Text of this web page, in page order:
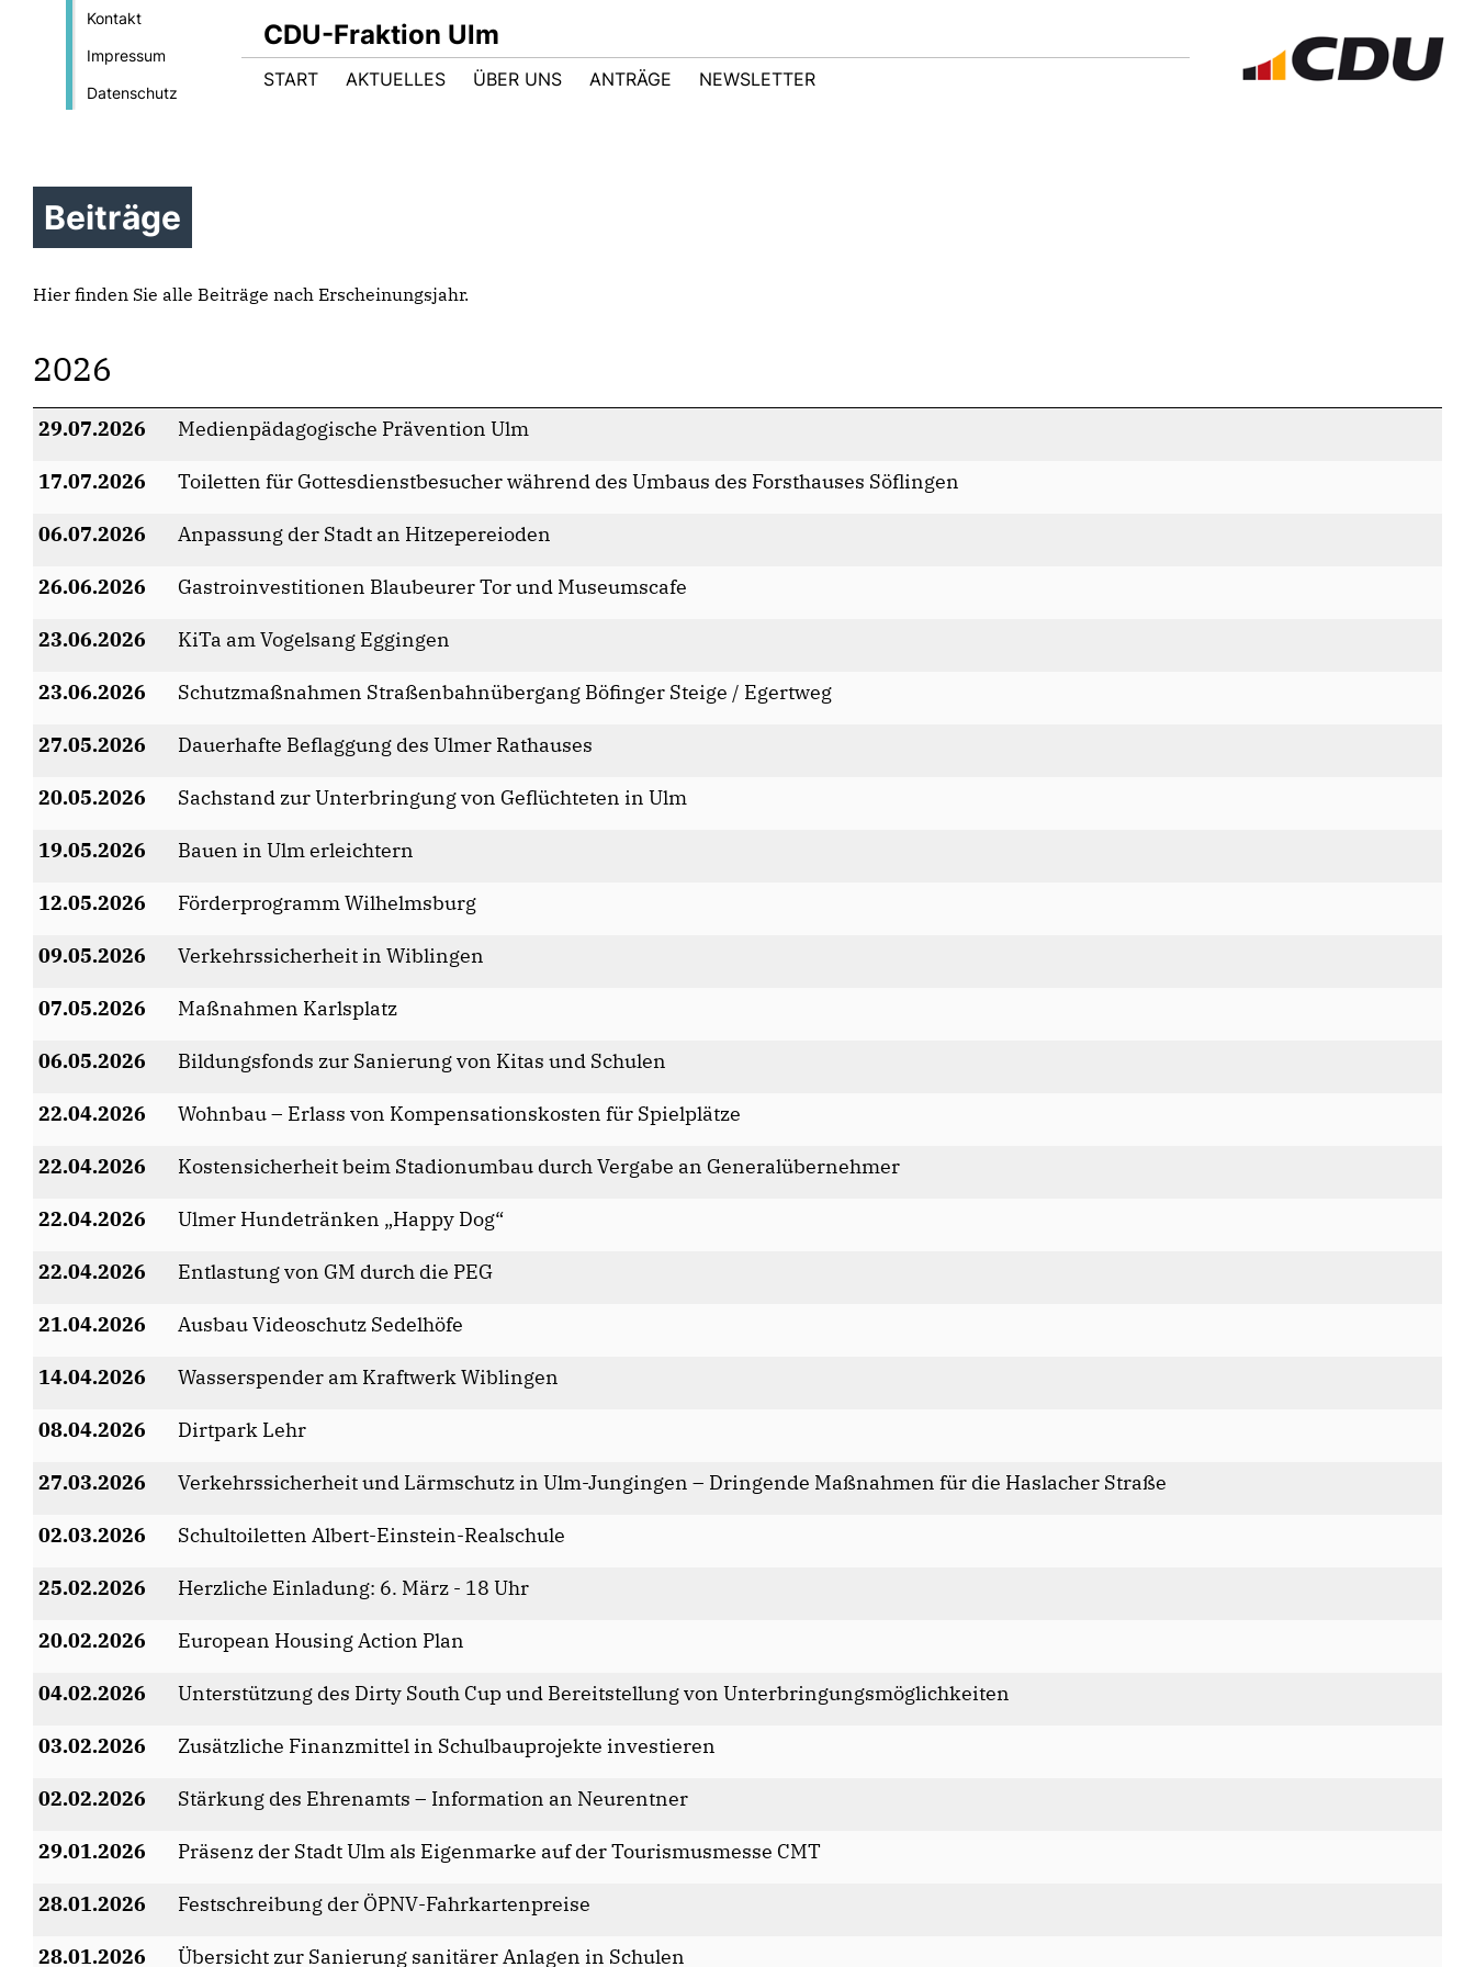
Kontakt
Impressum
Datenschutz
CDU-Fraktion Ulm
START AKTUELLES ÜBER UNS ANTRÄGE NEWSLETTER
Beiträge
Hier finden Sie alle Beiträge nach Erscheinungsjahr.
2026
29.07.2026 Medienpädagogische Prävention Ulm
17.07.2026 Toiletten für Gottesdienstbesucher während des Umbaus des Forsthauses Söflingen
06.07.2026 Anpassung der Stadt an Hitzepereioden
26.06.2026 Gastroinvestitionen Blaubeurer Tor und Museumscafe
23.06.2026 KiTa am Vogelsang Eggingen
23.06.2026 Schutzmaßnahmen Straßenbahnübergang Böfinger Steige / Egertweg
27.05.2026 Dauerhafte Beflaggung des Ulmer Rathauses
20.05.2026 Sachstand zur Unterbringung von Geflüchteten in Ulm
19.05.2026 Bauen in Ulm erleichtern
12.05.2026 Förderprogramm Wilhelmsburg
09.05.2026 Verkehrssicherheit in Wiblingen
07.05.2026 Maßnahmen Karlsplatz
06.05.2026 Bildungsfonds zur Sanierung von Kitas und Schulen
22.04.2026 Wohnbau – Erlass von Kompensationskosten für Spielplätze
22.04.2026 Kostensicherheit beim Stadionumbau durch Vergabe an Generalübernehmer
22.04.2026 Ulmer Hundetränken „Happy Dog“
22.04.2026 Entlastung von GM durch die PEG
21.04.2026 Ausbau Videoschutz Sedelhöfe
14.04.2026 Wasserspender am Kraftwerk Wiblingen
08.04.2026 Dirtpark Lehr
27.03.2026 Verkehrssicherheit und Lärmschutz in Ulm-Jungingen – Dringende Maßnahmen für die Haslacher Straße
02.03.2026 Schultoiletten Albert-Einstein-Realschule
25.02.2026 Herzliche Einladung: 6. März - 18 Uhr
20.02.2026 European Housing Action Plan
04.02.2026 Unterstützung des Dirty South Cup und Bereitstellung von Unterbringungsmöglichkeiten
03.02.2026 Zusätzliche Finanzmittel in Schulbauprojekte investieren
02.02.2026 Stärkung des Ehrenamts – Information an Neurentner
29.01.2026 Präsenz der Stadt Ulm als Eigenmarke auf der Tourismusmesse CMT
28.01.2026 Festschreibung der ÖPNV-Fahrkartenpreise
28.01.2026 Übersicht zur Sanierung sanitärer Anlagen in Schulen